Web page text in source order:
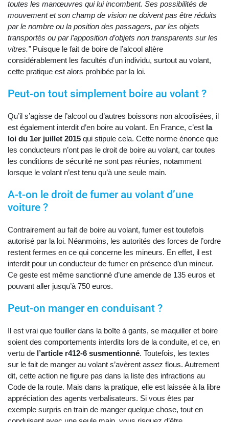
toutes les manœuvres qui lui incombent. Ses possibilités de
mouvement et son champ de vision ne doivent pas être réduits
par le nombre ou la position des passagers, par les objets
transportés ou par l’apposition d’objets non transparents sur les
vitres.” Puisque le fait de boire de l’alcool altère
considérablement les facultés d’un individu, surtout au volant,
cette pratique est alors prohibée par la loi.
Peut-on tout simplement boire au volant ?
Qu’il s’agisse de l’alcool ou d’autres boissons non alcoolisées, il
est également interdit d’en boire au volant. En France, c’est la
loi du 1er juillet 2015 qui stipule cela. Cette norme énonce que
les conducteurs n’ont pas le droit de boire au volant, car toutes
les conditions de sécurité ne sont pas réunies, notamment
lorsque le volant n’est tenu qu’à une seule main.
A-t-on le droit de fumer au volant d’une
voiture ?
Contrairement au fait de boire au volant, fumer est toutefois
autorisé par la loi. Néanmoins, les autorités des forces de l’ordre
restent fermes en ce qui concerne les mineurs. En effet, il est
interdit pour un conducteur de fumer en présence d’un mineur.
Ce geste est même sanctionné d’une amende de 135 euros et
pouvant aller jusqu’à 750 euros.
Peut-on manger en conduisant ?
Il est vrai que fouiller dans la boîte à gants, se maquiller et boire
soient des comportements interdits lors de la conduite, et ce, en
vertu de l’article r412-6 susmentionné. Toutefois, les textes
sur le fait de manger au volant s’avèrent assez flous. Autrement
dit, cette action ne figure pas dans la liste des infractions au
Code de la route. Mais dans la pratique, elle est laissée à la libre
appréciation des agents verbalisateurs. Si vous êtes par
exemple surpris en train de manger quelque chose, tout en